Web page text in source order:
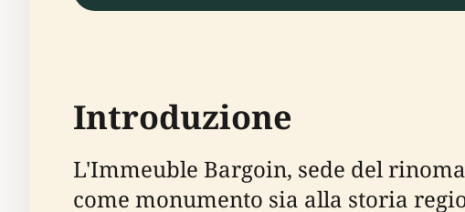
Introduzione
L'Immeuble Bargoin, sede del
come monumento sia alla storia